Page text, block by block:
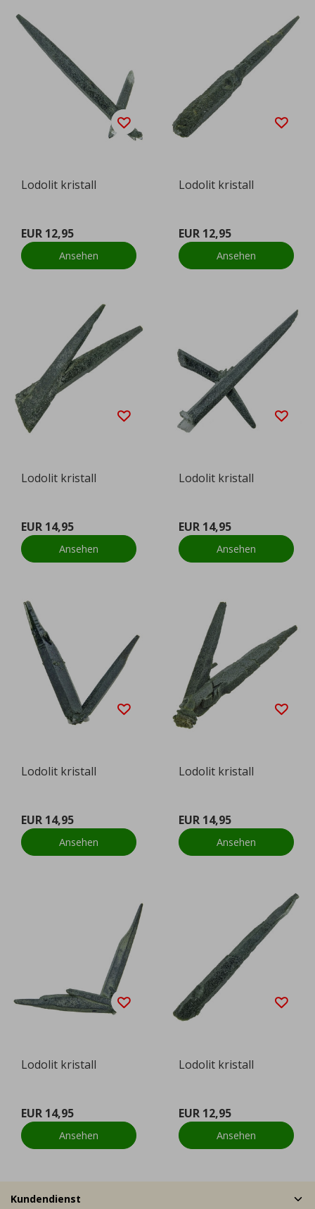
Lodolit kristall
EUR 12,95
Ansehen
Lodolit kristall
EUR 12,95
Ansehen
Lodolit kristall
EUR 14,95
Ansehen
Lodolit kristall
EUR 14,95
Ansehen
Lodolit kristall
EUR 14,95
Ansehen
Lodolit kristall
EUR 14,95
Ansehen
Lodolit kristall
EUR 14,95
Ansehen
Lodolit kristall
EUR 12,95
Ansehen
Kundendienst